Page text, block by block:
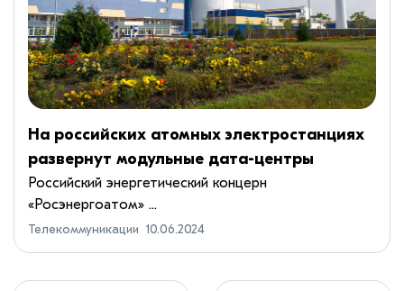
На российских атомных электростанциях
развернут модульные дата-центры
Российский энергетический концерн
«Росэнергоатом» ...
Телекоммуникации 10.06.2024